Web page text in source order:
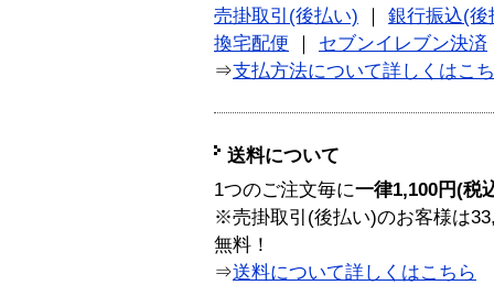
売掛取引(後払い)
銀行振込(後
換宅配便
セブンイレブン決済
⇒支払方法について詳しくはこ
送料について
1つのご注文毎に一律1,100円(税
※売掛取引(後払い)のお客様は
無料！
⇒送料について詳しくはこちら